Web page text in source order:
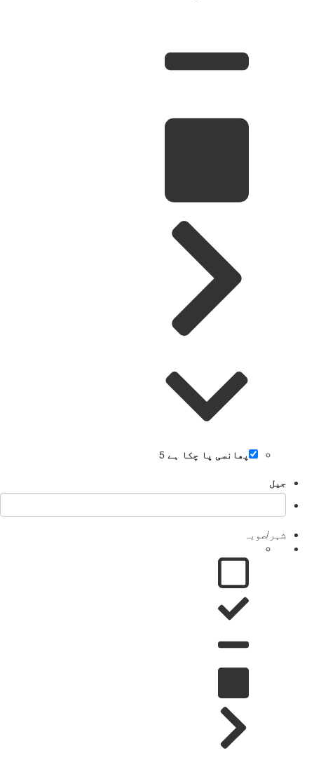
پھانسی پا چکا ہے
5
جیل
شہر/صوبہ